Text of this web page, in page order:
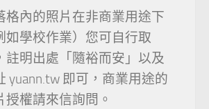
格內的照片在非商業用途下
如學校作業）您可自行取
註明出處「隨裕而安」以及
yuann.tw 即可，商業用途的
授權請來信詢問。